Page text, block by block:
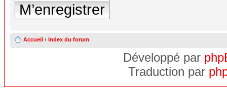
M’enregistrer
Accueil ‹ Index du forum
Développé par
Traduction par